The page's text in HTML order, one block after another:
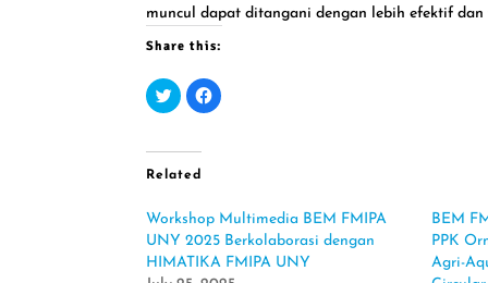
muncul dapat ditangani dengan lebih efektif dan
Share this:
C
l
t
o
s
a
r
e
o
n
T
C
l
a
r
e
o
n
F
Related
Workshop Multimedia BEM FMIPA
UNY 2025 Berkolaborasi dengan
HIMATIKA FMIPA UNY
BEM
PPK
Agri-